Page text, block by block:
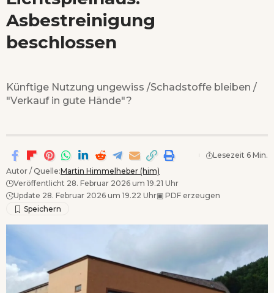
Asbestreinigung
beschlossen
Künftige Nutzung ungewiss /Schadstoffe bleiben /
"Verkauf in gute Hände"?
Autor / Quelle:Martin Himmelheber (him)
Veröffentlicht 28. Februar 2026 um 19.21 Uhr
Update 28. Februar 2026 um 19.22 Uhr▣ PDF erzeugen
Lesezeit 6 Min.